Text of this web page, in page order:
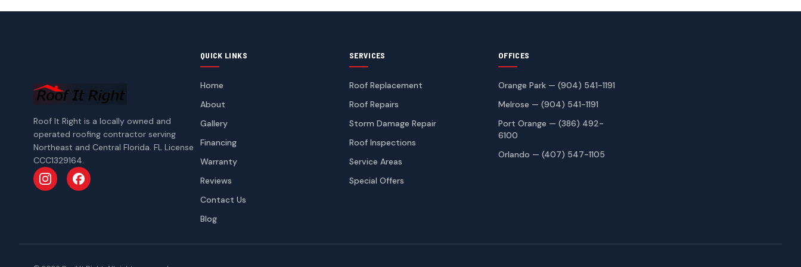
Roof It Right is a locally owned and
operated roofing contractor serving
Northeast and Central Florida. FL License
CCC1329164.
Follow us on Instagram
Follow us on Facebook
QUICK LINKS
Home
About
Gallery
Financing
Warranty
Reviews
Contact Us
Blog
SERVICES
Roof Replacement
Roof Repairs
Storm Damage Repair
Roof Inspections
Service Areas
Special Offers
OFFICES
Orange Park — (904) 541-1191
Melrose — (904) 541-1191
Port Orange — (386) 492-
6100
Orlando — (407) 547-1105